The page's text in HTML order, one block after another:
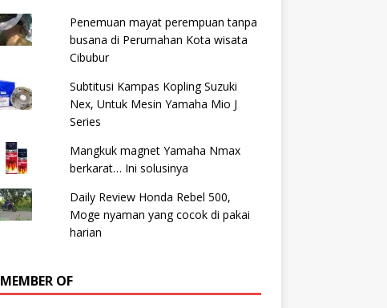
Penemuan mayat perempuan tanpa
busana di Perumahan Kota wisata
Cibubur
Subtitusi Kampas Kopling Suzuki
Nex, Untuk Mesin Yamaha Mio J
Series
Mangkuk magnet Yamaha Nmax
berkarat… Ini solusinya
Daily Review Honda Rebel 500,
Moge nyaman yang cocok di pakai
harian
MEMBER OF